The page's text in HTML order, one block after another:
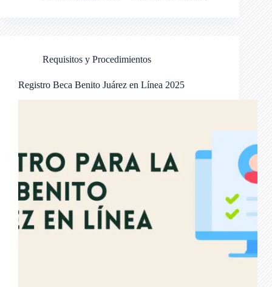
Requisitos y Procedimientos
Registro Beca Benito Juárez en Línea 2025